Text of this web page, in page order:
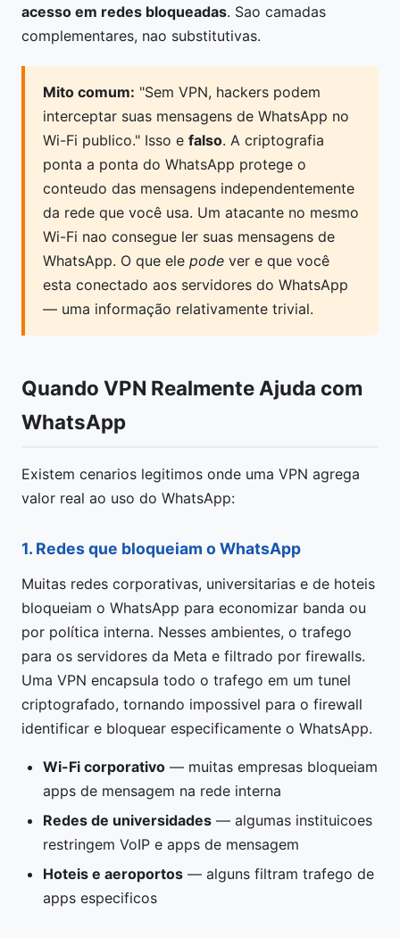
acesso em redes bloqueadas. Sao camadas
complementares, nao substitutivas.
Mito comum: "Sem VPN, hackers podem
interceptar suas mensagens de WhatsApp no
Wi-Fi publico." Isso e falso. A criptografia
ponta a ponta do WhatsApp protege o
conteudo das mensagens independentemente
da rede que você usa. Um atacante no mesmo
Wi-Fi nao consegue ler suas mensagens de
WhatsApp. O que ele pode ver e que você
esta conectado aos servidores do WhatsApp
— uma informação relativamente trivial.
Quando VPN Realmente Ajuda com
WhatsApp
Existem cenarios legitimos onde uma VPN agrega
valor real ao uso do WhatsApp:
1. Redes que bloqueiam o WhatsApp
Muitas redes corporativas, universitarias e de hoteis
bloqueiam o WhatsApp para economizar banda ou
por política interna. Nesses ambientes, o trafego
para os servidores da Meta e filtrado por firewalls.
Uma VPN encapsula todo o trafego em um tunel
criptografado, tornando impossivel para o firewall
identificar e bloquear especificamente o WhatsApp.
Wi-Fi corporativo — muitas empresas bloqueiam
apps de mensagem na rede interna
Redes de universidades — algumas instituicoes
restringem VoIP e apps de mensagem
Hoteis e aeroportos — alguns filtram trafego de
apps especificos